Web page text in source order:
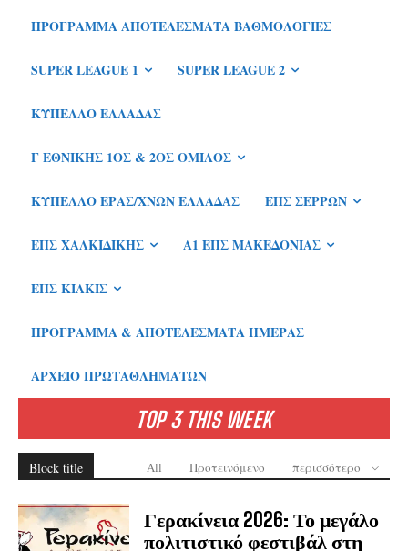
ΠΡΌΓΡΑΜΜΑ ΑΠΟΤΕΛΈΣΜΑΤΑ ΒΑΘΜΟΛΟΓΊΕΣ
SUPER LEAGUE 1 SUPER LEAGUE 2
ΚΎΠΕΛΛΟ ΕΛΛΆΔΑΣ
Γ ΕΘΝΙΚΉΣ 1ΟΣ & 2ΟΣ ΌΜΙΛΟΣ
ΚΎΠΕΛΛΟ ΕΡΑΣ/ΧΝΏΝ ΕΛΛΆΔΑΣ ΕΠΣ ΣΕΡΡΏΝ
ΕΠΣ ΧΑΛΚΙΔΙΚΉΣ Α1 ΕΠΣ ΜΑΚΕΔΟΝΊΑΣ
ΕΠΣ ΚΙΛΚΊΣ
ΠΡΌΓΡΑΜΜΑ & ΑΠΟΤΕΛΈΣΜΑΤΑ ΗΜΈΡΑΣ
ΑΡΧΕΊΟ ΠΡΩΤΑΘΛΗΜΆΤΩΝ
TOP 3 THIS WEEK
Block title All Προτεινόμενο περισσότερο
Γερακίνεια 2026: Το μεγάλο
πολιτιστικό φεστιβάλ στη